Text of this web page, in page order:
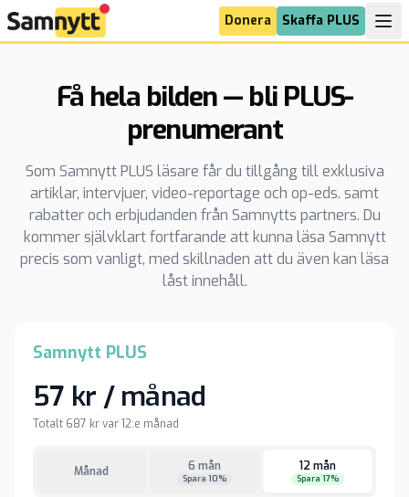
Donera Skaffa PLUS
Få hela bilden — bli PLUS-
prenumerant
Som Samnytt PLUS läsare får du tillgång till exklusiva
artiklar, intervjuer, video-reportage och op-eds. samt
rabatter och erbjudanden från Samnytts partners. Du
kommer självklart fortfarande att kunna läsa Samnytt
precis som vanligt, med skillnaden att du även kan läsa
låst innehåll.
Samnytt PLUS
57 kr / månad
Totalt 687 kr var 12:e månad
Månad 6 mån
Spara 10%
12 mån
Spara 17%